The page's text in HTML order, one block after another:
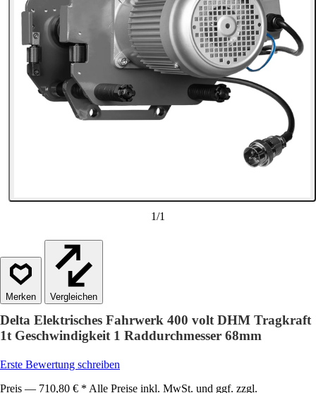
1/1
Vergleichen
Delta Elektrisches Fahrwerk 400 volt DHM Tragkraft
1t Geschwindigkeit 1 Raddurchmesser 68mm
Erste Bewertung schreiben
Preis — 710,80 € * Alle Preise inkl. MwSt. und ggf. zzgl.